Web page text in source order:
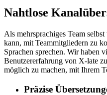
Nahtlose
Als mehrsprachiges Team
kann, mit Teammitgliedern zu
Sprachen sprechen. Wir haben
Benutzererfahrung von X-late
möglich zu machen, mit Ihrem
Präzise